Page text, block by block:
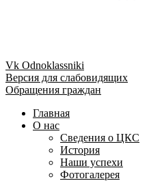
Vk Odnoklassniki
Версия для слабовидящих
Обращения граждан
Главная
О нас
Сведения о ЦКС
История
Наши успехи
Фотогалерея